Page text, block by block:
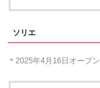
ソリエ
＊2025年4月16日オープン